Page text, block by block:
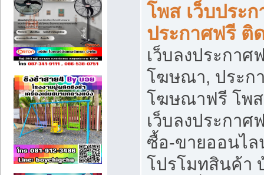
โพส เว็บประก
ประกาศฟรี ติ
เว็บลงประกา
โฆษณา, ประก
โฆษณาฟรี โพส
เว็บลงประกา
ซื้อ-ขายออนไล
โปรโมทสินค้า